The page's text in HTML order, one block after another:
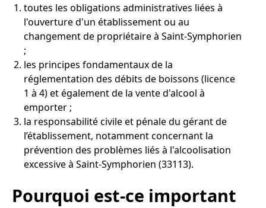
toutes les obligations administratives liées à
l'ouverture d'un établissement ou au
changement de propriétaire à Saint-Symphorien
;
les principes fondamentaux de la
réglementation des débits de boissons (licence
1 à 4) et également de la vente d'alcool à
emporter ;
la responsabilité civile et pénale du gérant de
l’établissement, notamment concernant la
prévention des problèmes liés à l'alcoolisation
excessive à Saint-Symphorien (33113).
Pourquoi est-ce important